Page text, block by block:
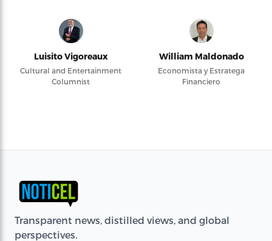
Luisito Vigoreaux
Cultural and Entertainment
Columnist
William Maldonado
Economista y Estratega
Financiero
Transparent news, distilled views, and global
perspectives.